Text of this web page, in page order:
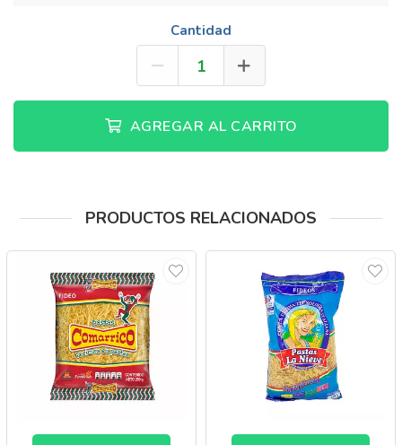
Cantidad
AGREGAR AL CARRITO
PRODUCTOS RELACIONADOS